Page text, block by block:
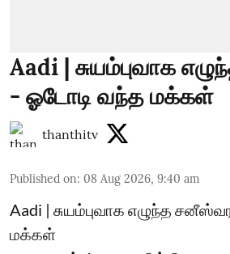
Aadi | சுயம்புவாக
- ஓடோடி வந்த மக்கள்
thanthitv
Published on: 08 Aug 2026, 9:40 am
Aadi | சுயம்புவாக எழுந்த
மக்கள்